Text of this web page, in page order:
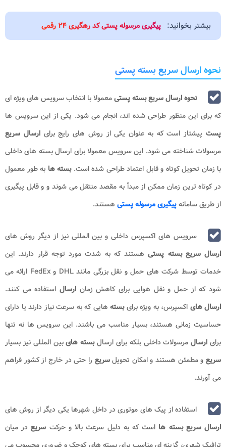
بیشتر بخوانید: پیگیری مرسوله پستی کد رهگیری ۲۴ رقمی
نحوه ارسال سریع بسته پستی
نحوه ارسال سریع بسته پستیمعمولا با انتخاب سرویس های ویژه ای
که برای این منظور طراحی شده اند، انجام می شود. یکی از این سرویس ها
پست پیشتاز است که به عنوان یکی از روش های رایج برایارسال سریع
مرسولات شناخته می شود. این سرویس معمولا برای ارسال بسته های داخلی
با زمان تحویل کوتاه و قابل اعتماد طراحی شده است.بسته ها به طور معمول
در کوتاه ترین زمان ممکن از مبدأ به مقصد منتقل می شوند و و قابل پیگیری
از طریق سامانهپیگیری مرسوله پستی هستند.
سرویس های اکسپرس داخلی و بین المللی نیز از دیگر روش های
ارسال سریع بسته پستی هستند که به شدت مورد توجه قرار دارند. این
خدمات توسط شرکت های حمل و نقل بزرگی مانند DHL و FedEx ارائه می
شود که از حمل و نقل هوایی برای کاهش زمان ارسال استفاده می کنند.
ارسال های اکسپرس، به ویژه برایبسته هایی که به سرعت نیاز دارند یا دارای
حساسیت زمانی هستند، بسیار مناسب می باشند. این سرویس ها نه تنها
برای ارسال مرسولات داخلی بلکه برای ارسالبسته هایبین المللی نیز بسیار
سریعو مطمئن هستند و امکان تحویلسریع را حتی در خارج از کشور فراهم
می آورند.
استفاده از پیک های موتوری در داخل شهرها یکی دیگر از روش های
ارسال سریع بسته ها است که به دلیل سرعت بالا و حرکت سریع در میان
ترافیک شهری، گزینه ای مناسب برای بسته های کوچک و ضروری محسوب می